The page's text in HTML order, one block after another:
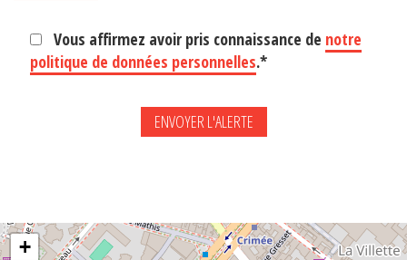
Vous affirmez avoir pris connaissance de notre
politique de données personnelles.*
+